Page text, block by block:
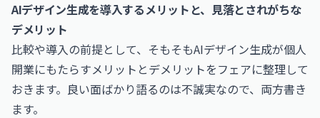
AIデザイン生成を導入するメリットと、見落とされがちな
デメリット
比較や導入の前提として、そもそもAIデザイン生成が個人
開業にもたらすメリットとデメリットをフェアに整理して
おきます。良い面ばかり語るのは不誠実なので、両方書き
ます。